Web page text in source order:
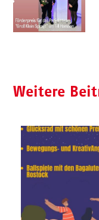
Weitere